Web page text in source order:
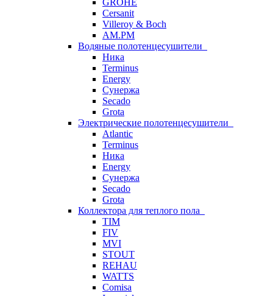
GROHE
Cersanit
Villeroy & Boch
AM.PM
Водяные полотенцесушители
Ника
Terminus
Energy
Сунержа
Secado
Grota
Электрические полотенцесушители
Atlantic
Terminus
Ника
Energy
Сунержа
Secado
Grota
Коллектора для теплого пола
TIM
FIV
MVI
STOUT
REHAU
WATTS
Comisa